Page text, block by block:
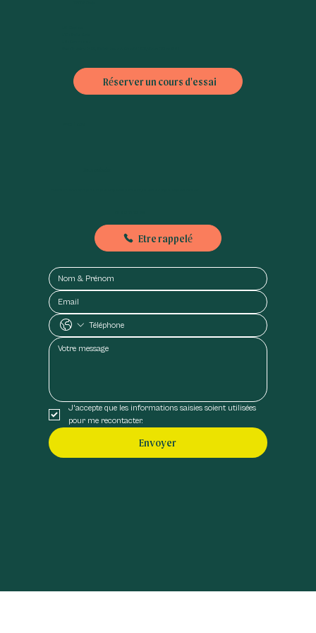
plus qu'un objet, offrez un nouveau souffle chez
Réserver un cours d'essai
Etre rappelé
J'accepte que les informations saisies soient utilisées
pour me recontacter.
Envoyer